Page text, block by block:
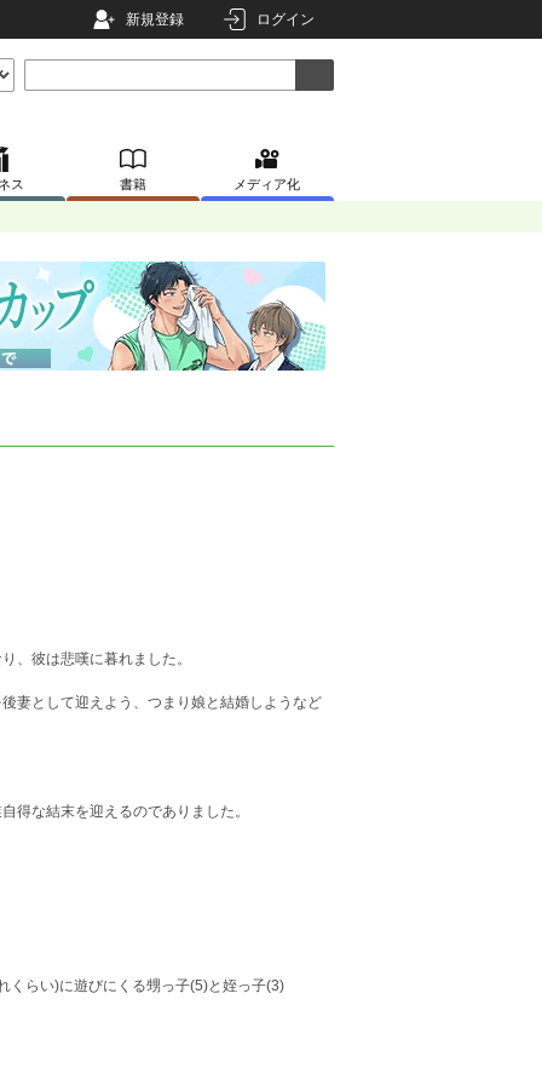
新規登録 ログイン
ス 書籍 メディア化
、彼は悲嘆に暮れました。
妻として迎えよう、つまり娘と結婚しようなど
得な結末を迎えるのでありました。
くらい)に遊びにくる甥っ子(5)と姪っ子(3)